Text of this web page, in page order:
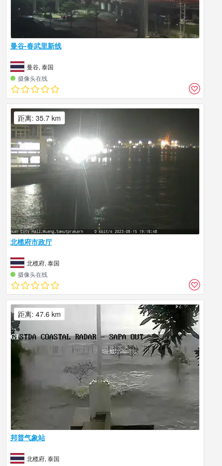
曼谷-春武里新线
曼谷, 泰国
摄像头在线
北榄府市政厅
北榄府, 泰国
摄像头在线
距离: 35.7 km
邦普气象站
北榄府, 泰国
距离: 47.6 km